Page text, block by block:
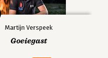
Martijn Verspeek
Goeiegast